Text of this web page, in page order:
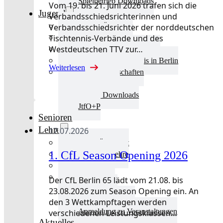
Jugend
Jugend Übersicht
Aktuelles Jugend
Landestraining und Kader
Schulsport Tischtennis in Berlin
mini-Meisterschaften
Jugend Downloads
JtfO+P
Senioren
Lehre
Lehre Übersicht
Aktuelles Lehre
Ausbildung
Trainerbörse
Lehre Downloads
Anmeldung zu Veranstaltungen
Vom 19. bis 21. Juni 2026 trafen sich die
Verbandsschiedsrichterinnen und
Verbandsschiedsrichter der norddeutschen
Tischtennis-Verbände und des
Westdeutschen TTV zur…
Weiterlesen
17.07.2026
1. CfL Season Opening 2026
Der CfL Berlin 65 lädt vom 21.08. bis
23.08.2026 zum Season Opening ein. An
den 3 Wettkampftagen werden
verschiedenen Leistungsklassen…